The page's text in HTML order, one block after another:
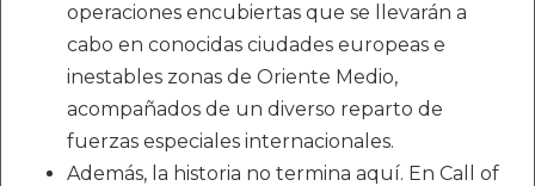
operaciones encubiertas que se llevarán a
cabo en conocidas ciudades europeas e
inestables zonas de Oriente Medio,
acompañados de un diverso reparto de
fuerzas especiales internacionales.
Además, la historia no termina aquí. En Call of